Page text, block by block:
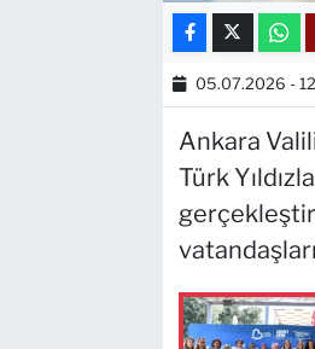
05.07.2026 -
Ankara
Türk